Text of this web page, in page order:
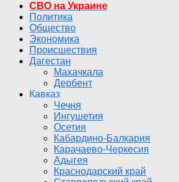
СВО на Украине
Политика
Общество
Экономика
Происшествия
Дагестан
Махачкала
Дербент
Кавказ
Чечня
Ингушетия
Осетия
Кабардино-Балкария
Карачаево-Черкесия
Адыгея
Краснодарский край